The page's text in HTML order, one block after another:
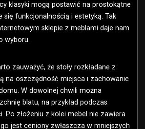
klasyki mogą postawić na prostokątne
się funkcjonalnością i estetyką. Tak
sklepie z meblami daje nam
wyboru.
zauważyć, że stoły rozkładane z
na oszczędność miejsca i zachowanie
W dowolnej chwili można
blatu, na przykład podczas
Po złożeniu z kolei mebel nie zawiera
jest ceniony zwłaszcza w mniejszych